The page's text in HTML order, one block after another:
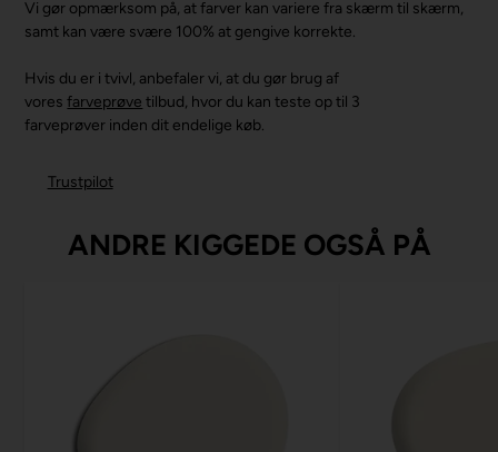
Vi gør opmærksom på, at farver kan variere fra skærm til skærm,
samt kan være svære 100% at gengive korrekte.
Hvis du er i tvivl, anbefaler vi, at du gør brug af
voresfarveprøve tilbud, hvor du kan teste op til 3
farveprøver inden dit endelige køb.
Trustpilot
ANDRE KIGGEDE OGSÅ PÅ